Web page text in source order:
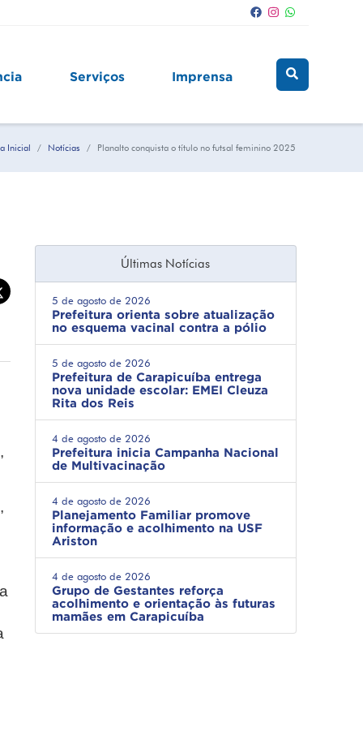
Serviços Imprensa
Inicial Notícias Planalto conquista o título no futsal feminino 2025
Últimas Notícias
5 de agosto de 2026
Prefeitura orienta sobre atualização
no esquema vacinal contra a pólio
5 de agosto de 2026
Prefeitura de Carapicuíba entrega
nova unidade escolar: EMEI Cleuza
Rita dos Reis
4 de agosto de 2026
Prefeitura inicia Campanha Nacional
de Multivacinação
4 de agosto de 2026
Planejamento Familiar promove
informação e acolhimento na USF
Ariston
4 de agosto de 2026
Grupo de Gestantes reforça
acolhimento e orientação às futuras
mamães em Carapicuíba